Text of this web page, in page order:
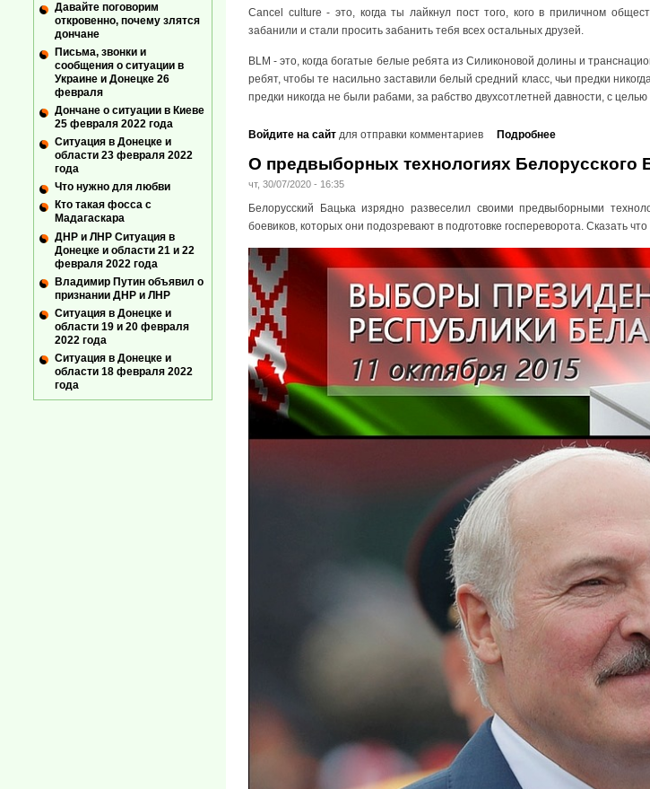
Cancel culture - это, когда ты лайкнул пост того, кого в приличном
забанили и стали просить забанить тебя всех остальных друзей.
BLM - это, когда богатые белые ребята из Силиконовой долины и
ребят, чтобы те насильно заставили белый средний класс, чьи предки
предки никогда не были рабами, за рабство двухсотлетней давности, с
Войдите на сайт для отправки комментариев Подробнее
О предвыборных технологиях Белорусского
чт, 30/07/2020 - 16:35
Белорусский Бацька изрядно развеселил своими предвыборными
боевиков, которых они подозревают в подготовке госпереворота. Сказать
Давайте поговорим
откровенно, почему злятся
дончане
Письма, звонки и
сообщения о ситуации в
Украине и Донецке 26
февраля
Дончане о ситуации в Киеве
25 февраля 2022 года
Ситуация в Донецке и
области 23 февраля 2022
года
Что нужно для любви
Кто такая фосса с
Мадагаскара
ДНР и ЛНР Ситуация в
Донецке и области 21 и 22
февраля 2022 года
Владимир Путин объявил о
признании ДНР и ЛНР
Ситуация в Донецке и
области 19 и 20 февраля
2022 года
Ситуация в Донецке и
области 18 февраля 2022
года